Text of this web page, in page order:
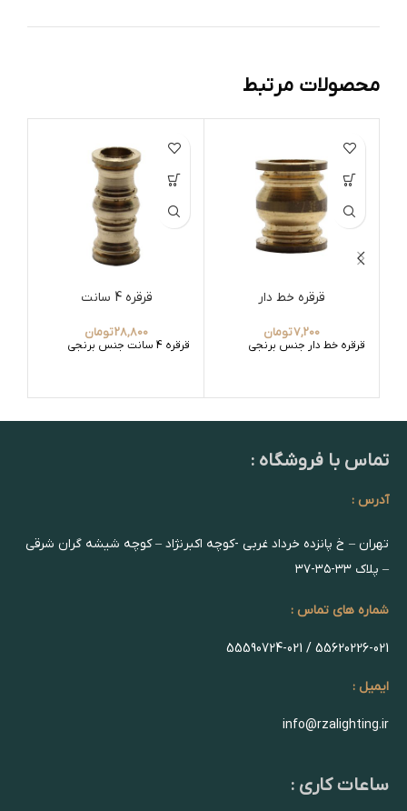
محصولات مرتبط
قرقره خط دار
7,200تومان
قرقره خط دار جنس برنجی
قرقره 4 سانت
28,800تومان
قرقره 4 سانت جنس برنجی
تماس با فروشگاه :
آدرس :
تهران – خ پانزده خرداد غربی -کوچه اکبرنژاد – کوچه شیشه گران شرقی
– پلاک ۳۳-۳۵-۳۷
شماره های تماس :
55620226-021 / 55590724-021
ایمیل :
info@rzalighting.ir
ساعات کاری :